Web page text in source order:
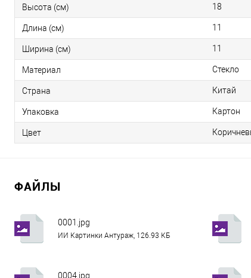
Высота (см) 18
Длина (см) 11
Ширина (см) 11
Материал Стекло
Страна Китай
Упаковка Картон
Цвет
ФАЙЛЫ
0001.jpg
ИИ Картинки Антураж, 126.93 КБ
0004.jpg